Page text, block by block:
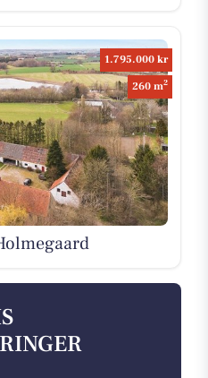
1.795.000 kr
260 m2